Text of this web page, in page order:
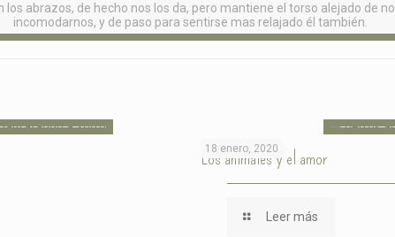
los abrazos, de hecho nos los da, pero mantiene el torso alejado de
incomodarnos, y de paso para sentirse mas relajado él también.
18 enero, 2020
Los animales y el amor
Leer más